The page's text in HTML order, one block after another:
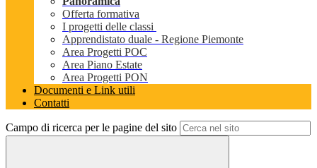
Offerta formativa
I progetti delle classi
Apprendistato duale - Regione Piemonte
Area Progetti POC
Area Piano Estate
Area Progetti PON
Documenti e Link utili
Contatti
Campo di ricerca per le pagine del sito